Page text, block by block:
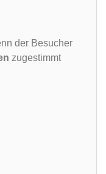
der Besucher
zugestimmt